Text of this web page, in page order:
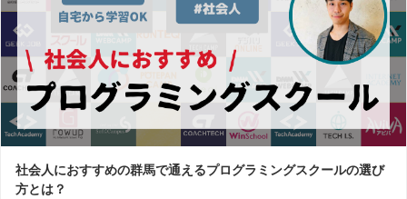
社会人におすすめの群馬で通えるプログラミングスクールの選び
方とは？